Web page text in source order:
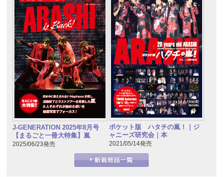
J-GENERATION 2025年8月号
【まるごと一冊大特集】嵐
2025/06/23発売
ポケット版 ハタチの嵐！｜ジ
ャニーズ研究会｜本
2021/05/14発売